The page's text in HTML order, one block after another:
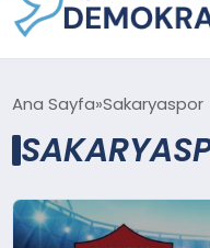
GÜNDEM
Ana Sayfa Sakaryaspor